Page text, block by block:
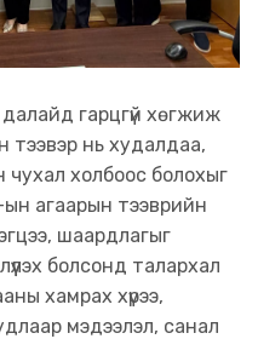
гарцгүй хөгжиж
тээвэр нь худалдаа,
холбоос болохыг
агаарын тээврийн
шаардлагыг
болсонд талархал
хамрах хүрээ,
мэдээлэл, санал